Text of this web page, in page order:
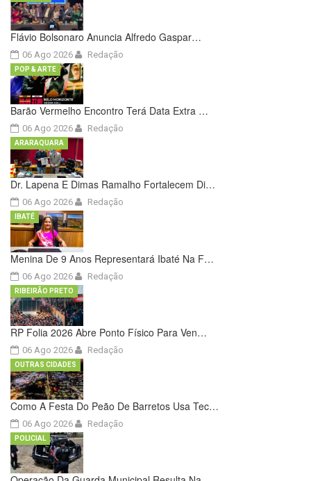
Flávio Bolsonaro Anuncia Alfredo Gaspar…
06 Ago 2026 Redação
Barão Vermelho Encontro Terá Data Extra …
06 Ago 2026
POP & ARTE
Redação
Dr. Lapena E Dimas Ramalho Fortalecem Di…
06 Ago 2026
ARARAQUARA
Redação
Menina De 9 Anos Representará Ibaté Na F…
06 Ago 2026
IBATÉ
Redação
RP Folia 2026 Abre Ponto Físico Para Ven…
06 Ago 2026
RIBEIRÃO PRETO
Redação
Como A Festa Do Peão De Barretos Usa Tec…
06 Ago 2026
OUTRAS CIDADES
Redação
POLICIAL